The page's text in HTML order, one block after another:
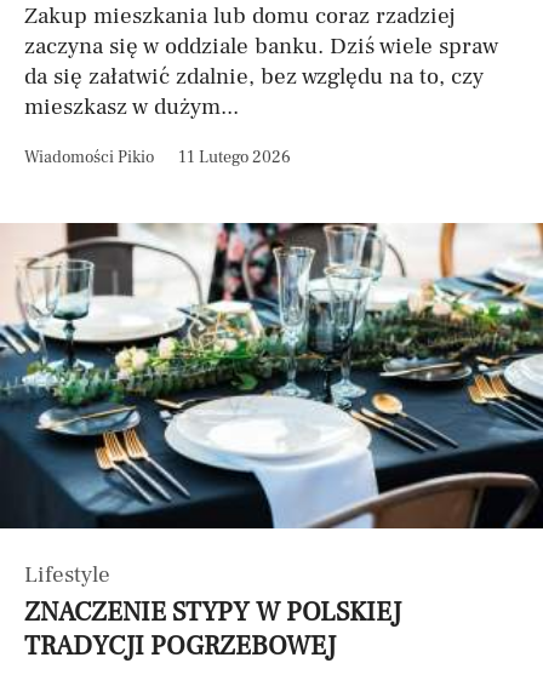
Zakup mieszkania lub domu coraz rzadziej
zaczyna się w oddziale banku. Dziś wiele spraw
da się załatwić zdalnie, bez względu na to, czy
mieszkasz w dużym...
Wiadomości Pikio 11 Lutego 2026
Lifestyle
ZNACZENIE STYPY W POLSKIEJ
TRADYCJI POGRZEBOWEJ